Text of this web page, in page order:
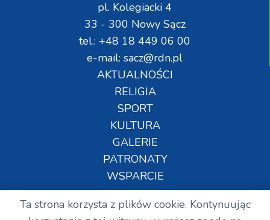
pl. Kolegiacki 4
33 - 300 Nowy Sącz
tel.: +48 18 449 06 00
e-mail: sacz@rdn.pl
AKTUALNOŚCI
RELIGIA
SPORT
KULTURA
GALERIE
PATRONATY
WSPARCIE
Ta strona korzysta z plików cookie. Kontynuując